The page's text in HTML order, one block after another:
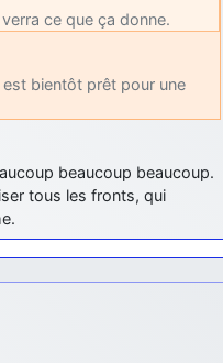
ce que ça donne.
bientôt prêt pour une
beaucoup beaucoup.
tous les fronts, qui